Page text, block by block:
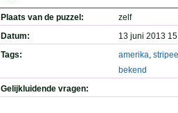
Plaats van de puzzel:
zelf
Datum:
13 juni 2013
Tags:
amerika,
bekend
Gelijkluidende vragen: